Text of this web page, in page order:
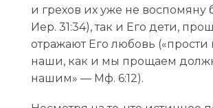
и грехов их уже не воспомяну
Иер. 31:34), так и Его дети,
отражают Его любовь («прости
наши, как и мы прощаем
нашим» — Мф. 6:12).